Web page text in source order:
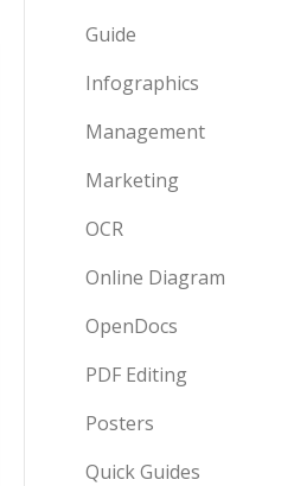
Guide
Infographics
Management
Marketing
OCR
Online Diagram
OpenDocs
PDF Editing
Posters
Quick Guides